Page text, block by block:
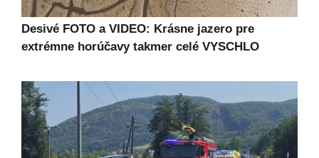
Desivé FOTO a VIDEO: Krásne jazero pre
extrémne horúčavy takmer celé VYSCHLO